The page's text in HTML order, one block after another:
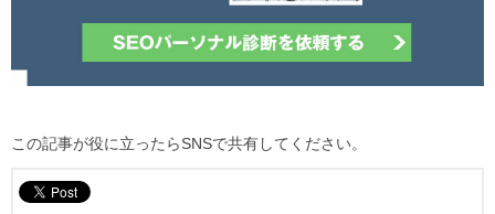
この記事が役に立ったらSNSで共有してください。